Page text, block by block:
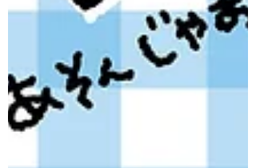
たい物があればお持ちください（汚れて
も良い服装でお